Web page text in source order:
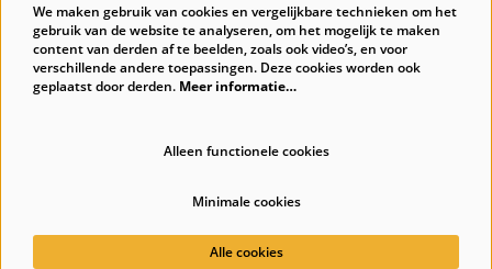
Powered byCultureSuite
We maken gebruik van cookies en vergelijkbare technieken om het
gebruik van de website te analyseren, om het mogelijk te maken
content van derden af te beelden, zoals ook video’s, en voor
verschillende andere toepassingen. Deze cookies worden ook
geplaatst door derden. Meer informatie…
Alleen functionele cookies
Minimale cookies
Alle cookies